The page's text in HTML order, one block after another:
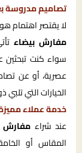
تصاميم مدروسة
لا يقتصر اهتمام
مفارش بيضاء
سواء كنت
عصرية، أو عن
الخيارات التي
خدمة عملاء
عند شراء مفارش
المقاس أو